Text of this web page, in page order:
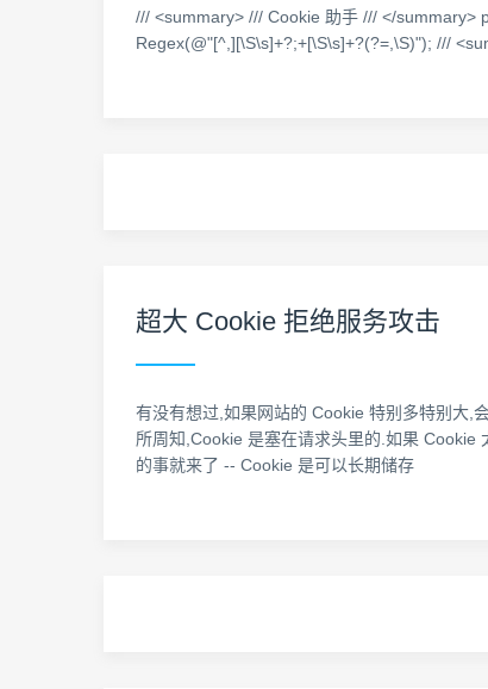
/// <summary> /// Cookie 助手 /// </summary>
Regex(@"[^,][\S\s]+?;+[\S\s]+?(?=,\S)"); ///
超大 Cookie 拒绝服务攻击
有没有想过,如果网站的 Cookie 特别多特别大,
所周知,Cookie 是塞在请求头里的.如果 Cookie
的事就来了 -- Cookie 是可以长期储存